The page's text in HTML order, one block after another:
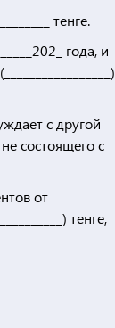
тенге.
года, и
с другой
состоящего с
от
тенге,